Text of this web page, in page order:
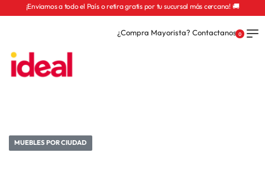
¡Enviamos a todo el País o retira gratis por tu sucursal más cercana! 🚚
¿Compra Mayorista? Contactanos 0
MUEBLES POR CIUDAD